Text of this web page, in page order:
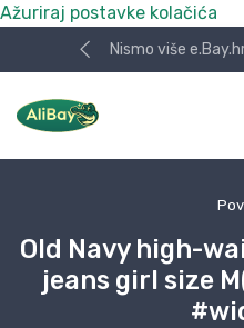
Ažuriraj postavke kolačića
Nismo više
Old Navy high-
jeans girl size